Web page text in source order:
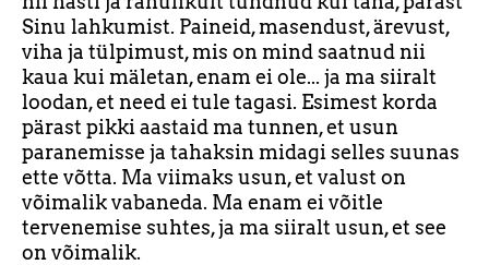
Sinu lahkumist. Paineid, masendust, ärevust,
viha ja tülpimust, mis on mind saatnud nii
kaua kui mäletan, enam ei ole... ja ma siiralt
loodan, et need ei tule tagasi. Esimest korda
pärast pikki aastaid ma tunnen, et usun
paranemisse ja tahaksin midagi selles suunas
ette võtta. Ma viimaks usun, et valust on
võimalik vabaneda. Ma enam ei võitle
tervenemise suhtes, ja ma siiralt usun, et see
on võimalik.